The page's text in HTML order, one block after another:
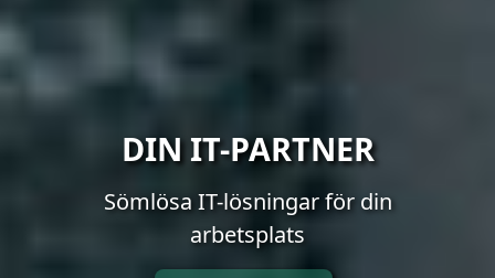
DIN IT-PARTNER
Sömlösa IT-lösningar för din
arbetsplats